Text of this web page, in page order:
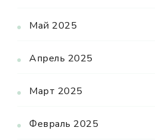
Май 2025
Апрель 2025
Март 2025
Февраль 2025